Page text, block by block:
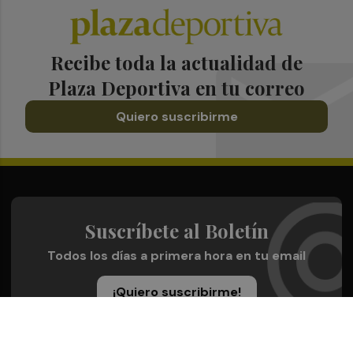
Recibe toda la actualidad de
Plaza Deportiva en tu correo
Quiero suscribirme
Suscríbete al Boletín
Todos los días a primera hora en tu email
¡Quiero suscribirme!